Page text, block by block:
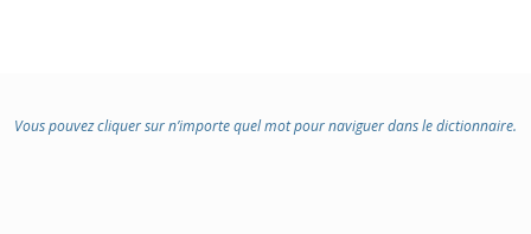
Vous pouvez cliquer sur n’importe quel mot pour naviguer dans le dictionnaire.